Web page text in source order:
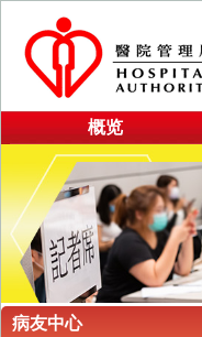
概览
病友中心